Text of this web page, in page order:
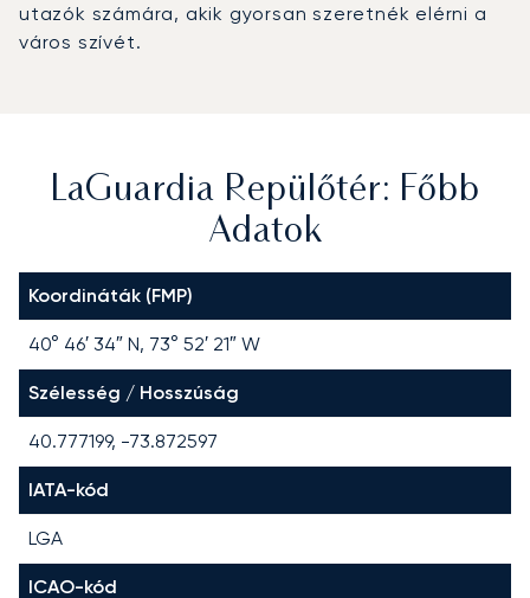
utazók számára, akik gyorsan szeretnék elérni a
város szívét.
LaGuardia Repülőtér: Főbb
Adatok
Koordináták (FMP)
40° 46′ 34″ N, 73° 52′ 21″ W
Szélesség / Hosszúság
40.777199, -73.872597
IATA-kód
LGA
ICAO-kód